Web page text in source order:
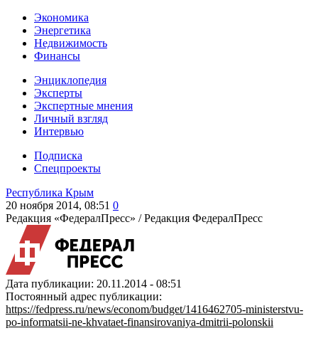
Экономика
Энергетика
Недвижимость
Финансы
Энциклопедия
Эксперты
Экспертные мнения
Личный взгляд
Интервью
Подписка
Спецпроекты
Республика Крым
20 ноября 2014, 08:51 0
Редакция «ФедералПресс» /Редакция ФедералПресс
Дата публикации: 20.11.2014 - 08:51
Постоянный адрес публикации:
https://fedpress.ru/news/econom/budget/1416462705-ministerstvu-
po-informatsii-ne-khvataet-finansirovaniya-dmitrii-polonskii